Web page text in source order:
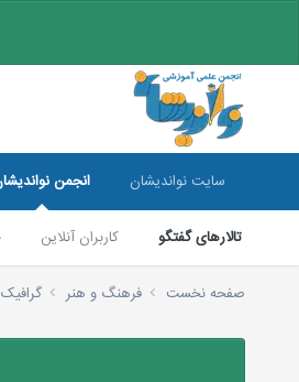
سایت نواندیشان انجمن
تالارهای گفتگو کاربران آنلاین
صفحه نخست فرهنگ و هنر